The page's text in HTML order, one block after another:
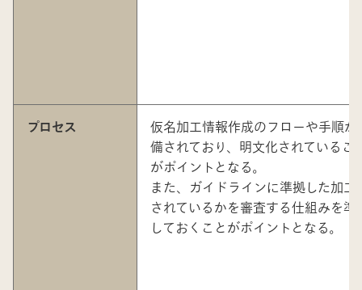
プロセス
仮名加工情報作成のフローや手順が
備されており、明文化されているこ
がポイントとなる。
また、ガイドラインに準拠した加工
されているかを審査する仕組みを準
しておくことがポイントとなる。